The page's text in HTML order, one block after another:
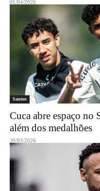
01/04/2026
Santos
Cuca abre espaço no
além dos medalhões
30/03/2026